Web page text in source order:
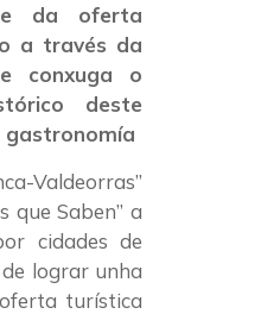
da oferta
a través da
conxuga o
deste
Valdeorras”
que Saben” a
cidades de
lograr unha
turística